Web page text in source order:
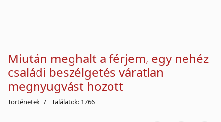
Miután meghalt a férjem, egy nehéz
családi beszélgetés váratlan
megnyugvást hozott
Történetek Találatok: 1766